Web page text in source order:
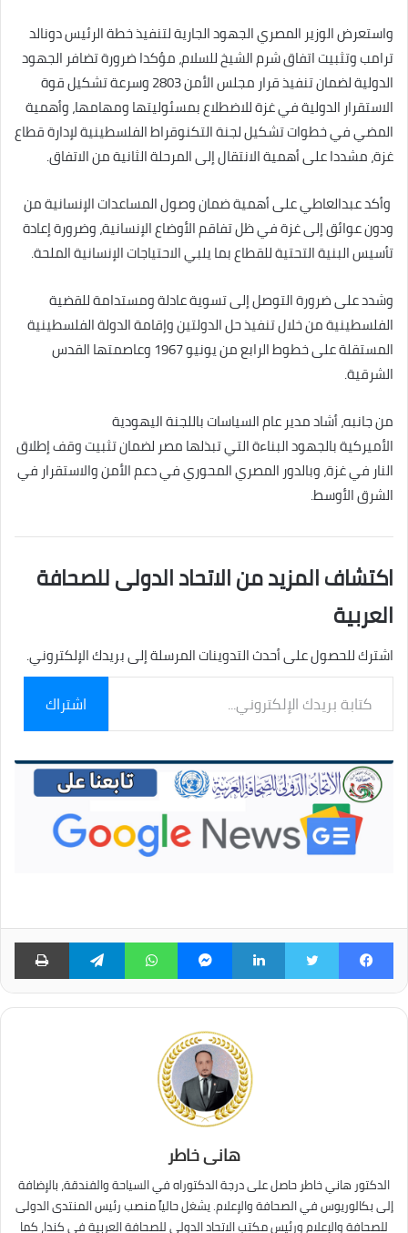
واستعرض الوزير المصري الجهود الجارية لتنفيذ خطة الرئيس دونالد
ترامب وتثبيت اتفاق شرم الشيخ للسلام، مؤكدا ضرورة تضافر الجهود
الدولية لضمان تنفيذ قرار مجلس الأمن 2803 وسرعة تشكيل قوة
الاستقرار الدولية في غزة للاضطلاع بمسئوليتها ومهامها، وأهمية
المضي في خطوات تشكيل لجنة التكنوقراط الفلسطينية لإدارة قطاع
غزة، مشددا على أهمية الانتقال إلى المرحلة الثانية من الاتفاق.
وأكد عبدالعاطي على أهمية ضمان وصول المساعدات الإنسانية من
ودون عوائق إلى غزة في ظل تفاقم الأوضاع الإنسانية، وضرورة إعادة
تأسيس البنية التحتية للقطاع بما يلبي الاحتياجات الإنسانية الملحة.
وشدد على ضرورة التوصل إلى تسوية عادلة ومستدامة للقضية
الفلسطينية من خلال تنفيذ حل الدولتين وإقامة الدولة الفلسطينية
المستقلة على خطوط الرابع من يونيو 1967 وعاصمتها القدس
الشرقية.
من جانبه، أشاد مدير عام السياسات باللجنة اليهودية
الأميركية بالجهود البناءة التي تبذلها مصر لضمان تثبيت وقف إطلاق
النار في غزة، وبالدور المصري المحوري في دعم الأمن والاستقرار في
الشرق الأوسط.
اكتشاف المزيد من الاتحاد الدولى للصحافة
العربية
اشترك للحصول على أحدث التدوينات المرسلة إلى بريدك الإلكتروني.
بريدك
الإلكتروني...
اشتراك
فيسبوك لينكدإن ماسنجر واتساب تيلقرام
هانى خاطر
الدكتور هاني خاطر حاصل على درجة الدكتوراه في السياحة والفندقة، بالإضافة
إلى بكالوريوس في الصحافة والإعلام. يشغل حالياً منصب رئيس المنتدى الدولى
للصحافة والإعلام ورئيس مكتب الاتحاد الدولي للصحافة العربية في كندا، كما